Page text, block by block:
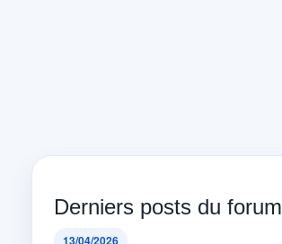
Derniers posts du forum
13/04/2026